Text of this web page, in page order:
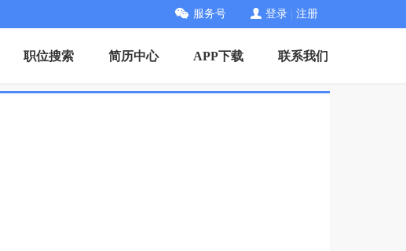
服务号 登录 注册
职位搜索 简历中心 APP下载 联系我们